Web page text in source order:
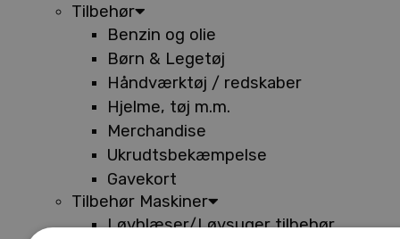
Tilbehør
Benzin og olie
Børn & Legetøj
Håndværktøj / redskaber
Hjelme, tøj m.m.
Merchandise
Ukrudtsbekæmpelse
Gavekort
Tilbehør Maskiner
Løvblæser/Løvsuger tilbehør